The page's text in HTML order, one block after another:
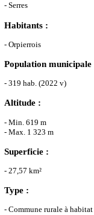
- Serres
Habitants :
- Orpierrois
Population municipale
- 319 hab. (2022 v)
Altitude :
- Min. 619 m
- Max. 1 323 m
Superficie :
- 27,57 km²
Type :
- Commune rurale à habitat